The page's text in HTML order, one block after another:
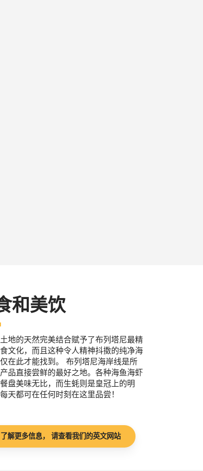
和美饮
地的天然完美结合赋予了布列塔尼最精
文化，而且这种令人精神抖擞的纯净海
在此才能找到。 布列塔尼海岸线是所
品直接尝鲜的最好之地。各种海鱼海虾
盘美味无比，而生蚝则是皇冠上的明
天都可在任何时刻在这里品尝！
了解更多信息， 请查看我们的英文网站